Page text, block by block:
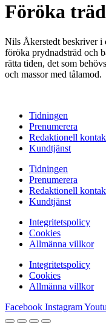
Föröka
Nils Åkerstedt beskriver i
föröka pryd­nadsträd och
rätta tiden, det som
och massor med tålamod.
Tidningen
Prenumerera
Redaktionell
Kundtjänst
Tidningen
Prenumerera
Redaktionell
Kundtjänst
Integritetspolicy
Cookies
Allmänna villkor
Integritetspolicy
Cookies
Allmänna villkor
Facebook Instagram